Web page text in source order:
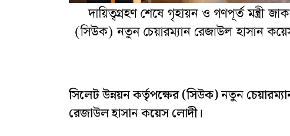
সিলেট উন্নয়ন কর্তৃপক্ষের (সিউক) নতুন
রেজাউল হাসান কয়েস লোদী।